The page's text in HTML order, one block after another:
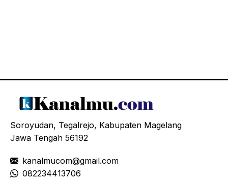
Soroyudan, Tegalrejo, Kabupaten Magelang
Jawa Tengah 56192
kanalmucom@gmail.com
082234413706